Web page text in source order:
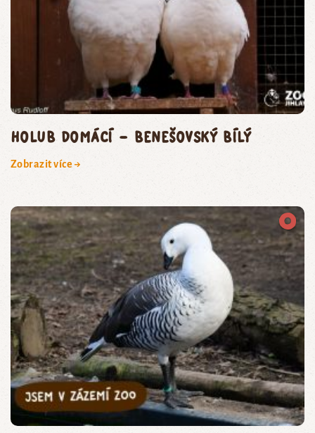
holub domácí – benešovský bílý
Zobrazit více →